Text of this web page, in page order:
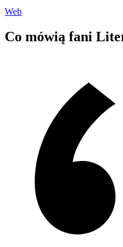
Web
Co mówią fani